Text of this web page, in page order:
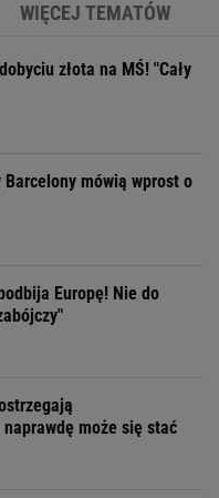
WIĘCEJ TEMATÓW
złota na MŚ! "Cały
Barcelony mówią wprost o
Europę! Nie do
może się stać